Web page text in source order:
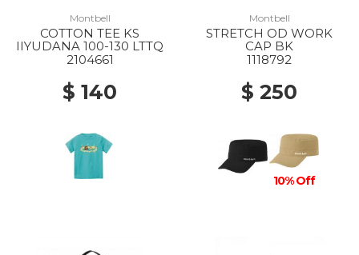
Montbell
COTTON TEE KS
IIYUDANA 100-130 LTTQ
2104661
$ 140
Montbell
STRETCH OD WORK
CAP BK
1118792
$ 250
10% Off